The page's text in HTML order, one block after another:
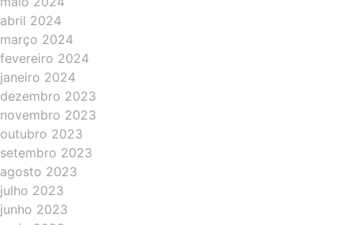
abril 2024
março 2024
fevereiro 2024
janeiro 2024
dezembro 2023
novembro 2023
outubro 2023
setembro 2023
agosto 2023
julho 2023
junho 2023